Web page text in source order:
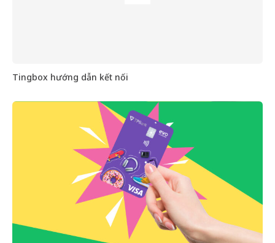
Tingbox hướng dẫn kết nối